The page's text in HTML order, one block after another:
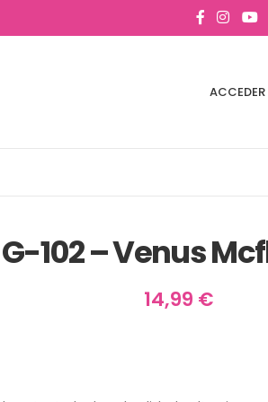
ACCEDER
G-102 – Venus
14,99 €